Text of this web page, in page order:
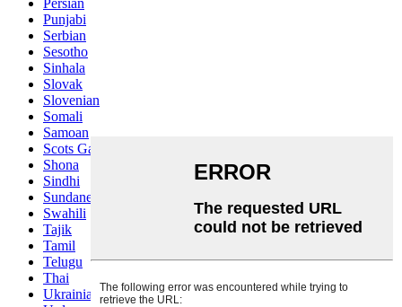
Persian
Punjabi
Serbian
Sesotho
Sinhala
Slovak
Slovenian
Somali
Samoan
Scots Gaelic
Shona
Sindhi
Sundanese
Swahili
Tajik
Tamil
Telugu
Thai
Ukrainian